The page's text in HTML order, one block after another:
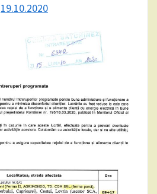
19.10.2020